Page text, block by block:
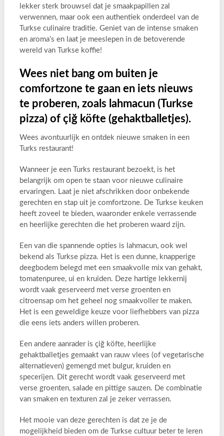
lekker sterk brouwsel dat je smaakpapillen zal
verwennen, maar ook een authentiek onderdeel van de
Turkse culinaire traditie. Geniet van de intense smaken
en aroma’s en laat je meeslepen in de betoverende
wereld van Turkse koffie!
Wees niet bang om buiten je
comfortzone te gaan en iets nieuws
te proberen, zoals lahmacun (Turkse
pizza) of çiğ köfte (gehaktballetjes).
Wees avontuurlijk en ontdek nieuwe smaken in een
Turks restaurant!
Wanneer je een Turks restaurant bezoekt, is het
belangrijk om open te staan voor nieuwe culinaire
ervaringen. Laat je niet afschrikken door onbekende
gerechten en stap uit je comfortzone. De Turkse keuken
heeft zoveel te bieden, waaronder enkele verrassende
en heerlijke gerechten die het proberen waard zijn.
Een van die spannende opties is lahmacun, ook wel
bekend als Turkse pizza. Het is een dunne, knapperige
deegbodem belegd met een smaakvolle mix van gehakt,
tomatenpuree, ui en kruiden. Deze hartige lekkernij
wordt vaak geserveerd met verse groenten en
citroensap om het geheel nog smaakvoller te maken.
Het is een geweldige keuze voor liefhebbers van pizza
die eens iets anders willen proberen.
Een andere aanrader is çiğ köfte, heerlijke
gehaktballetjes gemaakt van rauw vlees (of vegetarische
alternatieven) gemengd met bulgur, kruiden en
specerijen. Dit gerecht wordt vaak geserveerd met
verse groenten, salade en pittige sauzen. De combinatie
van smaken en texturen zal je zeker verrassen.
Het mooie van deze gerechten is dat ze je de
mogelijkheid bieden om de Turkse cultuur beter te leren